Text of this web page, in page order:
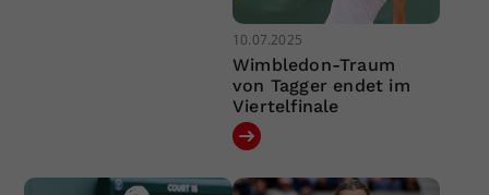
10.07.2025
Wimbledon-Traum
von Tagger endet im
Viertelfinale